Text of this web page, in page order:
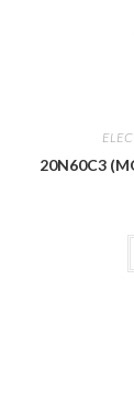
20N60C3